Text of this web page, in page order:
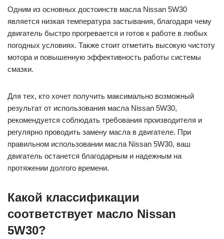
Одним из основных достоинств масла Nissan 5W30
является низкая температура застывания, благодаря чему
двигатель быстро прогревается и готов к работе в любых
погодных условиях. Также стоит отметить высокую чистоту
мотора и повышенную эффективность работы системы
смазки.
Для тех, кто хочет получить максимально возможный
результат от использования масла Nissan 5W30,
рекомендуется соблюдать требования производителя и
регулярно проводить замену масла в двигателе. При
правильном использовании масла Nissan 5W30, ваш
двигатель останется благодарным и надежным на
протяжении долгого времени.
Какой классификации
соответствует масло Nissan
5W30?